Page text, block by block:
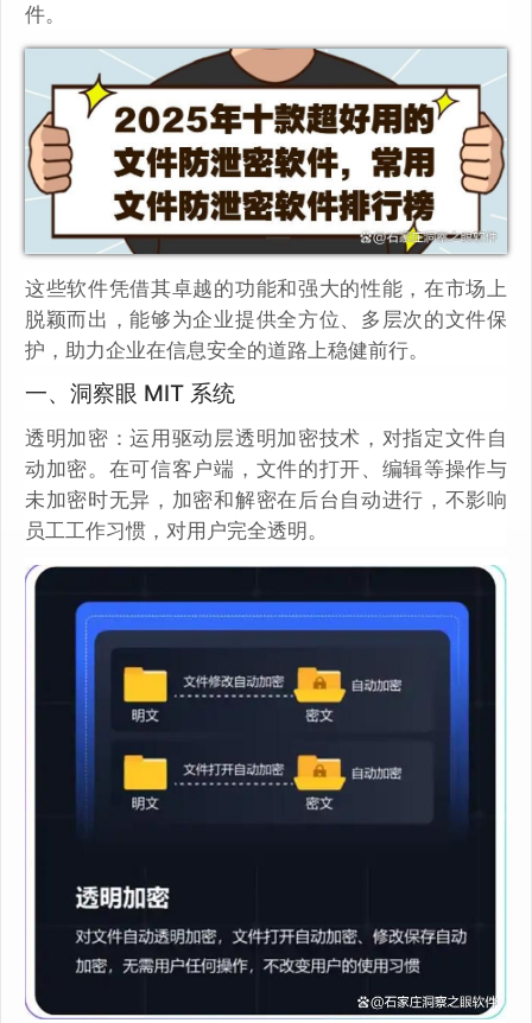
件。
这些软件凭借其卓越的功能和强大的性能，在市场上
脱颖而出，能够为企业提供全方位、多层次的文件保
护，助力企业在信息安全的道路上稳健前行。
一、洞察眼 MIT 系统
透明加密：运用驱动层透明加密技术，对指定文件自
动加密。在可信客户端，文件的打开、编辑等操作与
未加密时无异，加密和解密在后台自动进行，不影响
员工工作习惯，对用户完全透明。